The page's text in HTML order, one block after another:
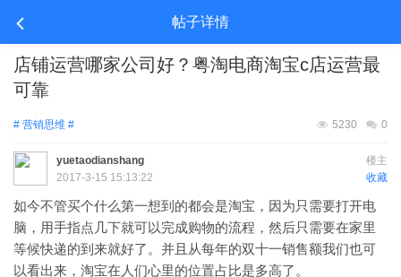
帖子详情
店铺运营哪家公司好？粤淘电商淘宝c店运营最
可靠
# 营销思维 # 0
5230
楼主
yuetaodianshang
收藏
2017-3-15 15:13:22
如今不管买个什么第一想到的都会是淘宝，因为只需要打开电
脑，用手指点几下就可以完成购物的流程，然后只需要在家里
等候快递的到来就好了。并且从每年的双十一销售额我们也可
以看出来，淘宝在人们心里的位置占比是多高了。